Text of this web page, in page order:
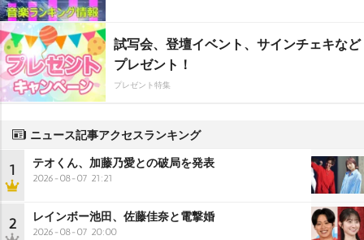
試写会、登壇イベント、サインチェキなど
プレゼント！
プレゼント特集
ニュース記事アクセスランキング
1 テオくん、加藤乃愛との破局を発表
2026-08-07 21:21
2 レインボー池田、佐藤佳奈と電撃婚
2026-08-07 20:00